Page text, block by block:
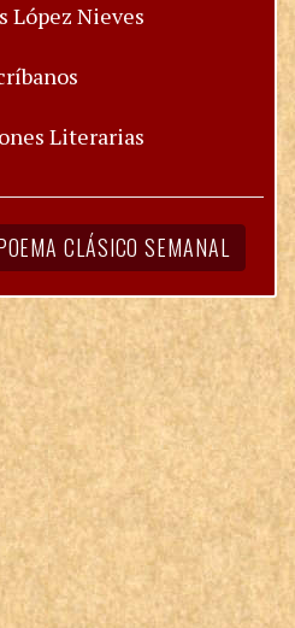
López Nieves
Literarias
CLÁSICO SEMANAL